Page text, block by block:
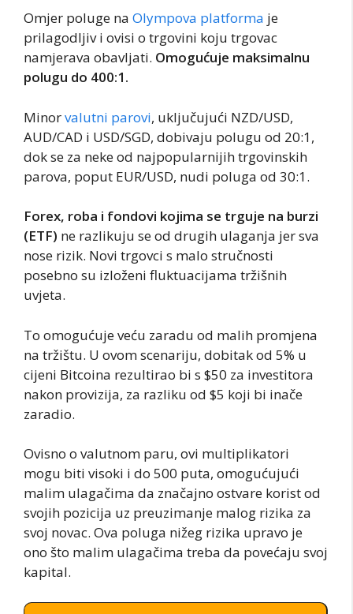
Omjer poluge na Olympova platforma je
prilagodljiv i ovisi o trgovini koju trgovac
namjerava obavljati. Omogućuje maksimalnu
polugu do 400:1.
Minorvalutni parovi, uključujući NZD/USD,
AUD/CAD i USD/SGD, dobivaju polugu od 20:1,
dok se za neke od najpopularnijih trgovinskih
parova, poput EUR/USD, nudi poluga od 30:1.
Forex, roba i fondovi kojima se trguje na burzi
(ETF) ne razlikuju se od drugih ulaganja jer sva
nose rizik. Novi trgovci s malo stručnosti
posebno su izloženi fluktuacijama tržišnih
uvjeta.
To omogućuje veću zaradu od malih promjena
na tržištu. U ovom scenariju, dobitak od 5% u
cijeni Bitcoina rezultirao bi s $50 za investitora
nakon provizija, za razliku od $5 koji bi inače
zaradio.
Ovisno o valutnom paru, ovi multiplikatori
mogu biti visoki i do 500 puta, omogućujući
malim ulagačima da značajno ostvare korist od
svojih pozicija uz preuzimanje malog rizika za
svoj novac. Ova poluga nižeg rizika upravo je
ono što malim ulagačima treba da povećaju svoj
kapital.